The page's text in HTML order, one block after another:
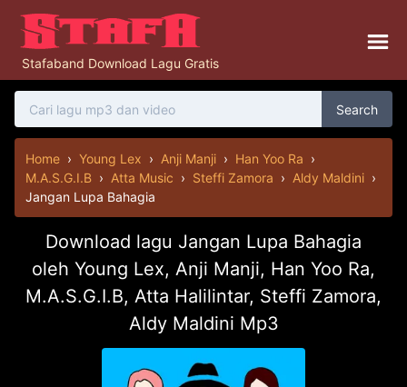
Stafaband Download Lagu Gratis
Search
Home › Young Lex › Anji Manji › Han Yoo Ra ›
M.A.S.G.I.B › Atta Music › Steffi Zamora › Aldy Maldini ›
Jangan Lupa Bahagia
Download lagu Jangan Lupa Bahagia
oleh Young Lex, Anji Manji, Han Yoo Ra,
M.A.S.G.I.B, Atta Halilintar, Steffi Zamora,
Aldy Maldini Mp3